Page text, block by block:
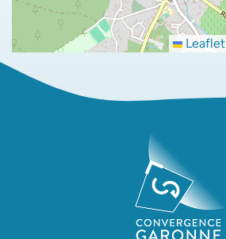
Leaflet